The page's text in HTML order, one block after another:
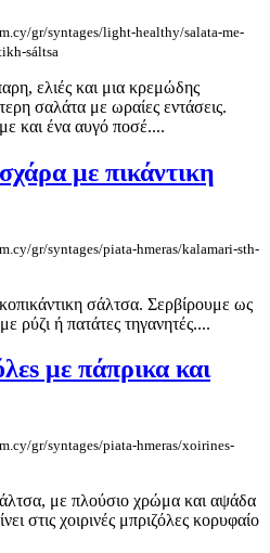
gr/syntages/light-healthy/salata-me-
sáltsa
ελιές και μια κρεμώδης
σαλάτα με ωραίες εντάσεις.
και ένα αυγό ποσέ....
με πικάντικη
gr/syntages/piata-hmeras/kalamari-sth-
σάλτσα. Σερβίρουμε ως
ρύζι ή πατάτες τηγανητές....
με πάπρικα και
gr/syntages/piata-hmeras/xoirines-
με πλούσιο χρώμα και αψάδα
στις χοιρινές μπριζόλες κορυφαίο